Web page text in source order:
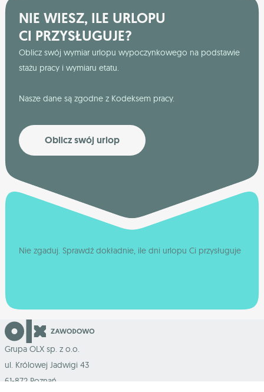
NIE WIESZ, ILE URLOPU
CI PRZYSŁUGUJE?
Oblicz swój wymiar urlopu wypoczynkowego na podstawie
stażu pracy i wymiaru etatu.
Nasze dane są zgodne z Kodeksem pracy.
Oblicz swój urlop
Nie zgaduj. Sprawdź dokładnie, ile dni urlopu Ci przysługuje
Grupa OLX sp. z o.o.
ul. Królowej Jadwigi 43
61-872 Poznań